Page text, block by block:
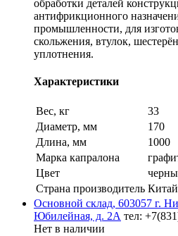
обработки деталей
антифрикционного
промышленности, для
скольжения, втулок,
уплотнения.
Характеристики
Вес, кг
33
Диаметр, мм
170
Длина, мм
1000
Марка капралона
Цвет
Страна производитель Китай
Основной склад, 603057 г.
Юбилейная, д. 2А тел:
Нет в наличии